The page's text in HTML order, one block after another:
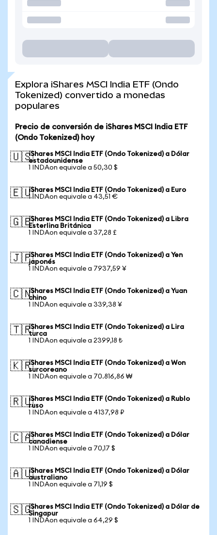
Explora iShares MSCI India ETF (Ondo
Tokenized) convertido a monedas
populares
Precio de conversión de iShares MSCI India ETF
(Ondo Tokenized) hoy
🇺🇸iShares MSCI India ETF (Ondo Tokenized) a Dólar
estadounidense
1 INDAon equivale a 50,30 $
🇪🇺iShares MSCI India ETF (Ondo Tokenized) a Euro
1 INDAon equivale a 43,51 €
🇬🇧iShares MSCI India ETF (Ondo Tokenized) a Libra
Esterlina Británica
1 INDAon equivale a 37,28 £
🇯🇵iShares MSCI India ETF (Ondo Tokenized) a Yen
japonés
1 INDAon equivale a 7937,59 ¥
🇨🇳iShares MSCI India ETF (Ondo Tokenized) a Yuan
chino
1 INDAon equivale a 339,38 ¥
🇹🇷iShares MSCI India ETF (Ondo Tokenized) a Lira
turca
1 INDAon equivale a 2399,18 ₺
🇰🇷iShares MSCI India ETF (Ondo Tokenized) a Won
surcoreano
1 INDAon equivale a 70.816,86 ₩
🇷🇺iShares MSCI India ETF (Ondo Tokenized) a Rublo
ruso
1 INDAon equivale a 4137,98 ₽
🇨🇦iShares MSCI India ETF (Ondo Tokenized) a Dólar
canadiense
1 INDAon equivale a 70,17 $
🇦🇺iShares MSCI India ETF (Ondo Tokenized) a Dólar
australiano
1 INDAon equivale a 71,19 $
🇸🇬iShares MSCI India ETF (Ondo Tokenized) a Dólar de
Singapur
1 INDAon equivale a 64,29 $